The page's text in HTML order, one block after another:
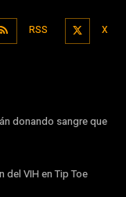
RSS X
donando sangre que
VIH en Tip Toe